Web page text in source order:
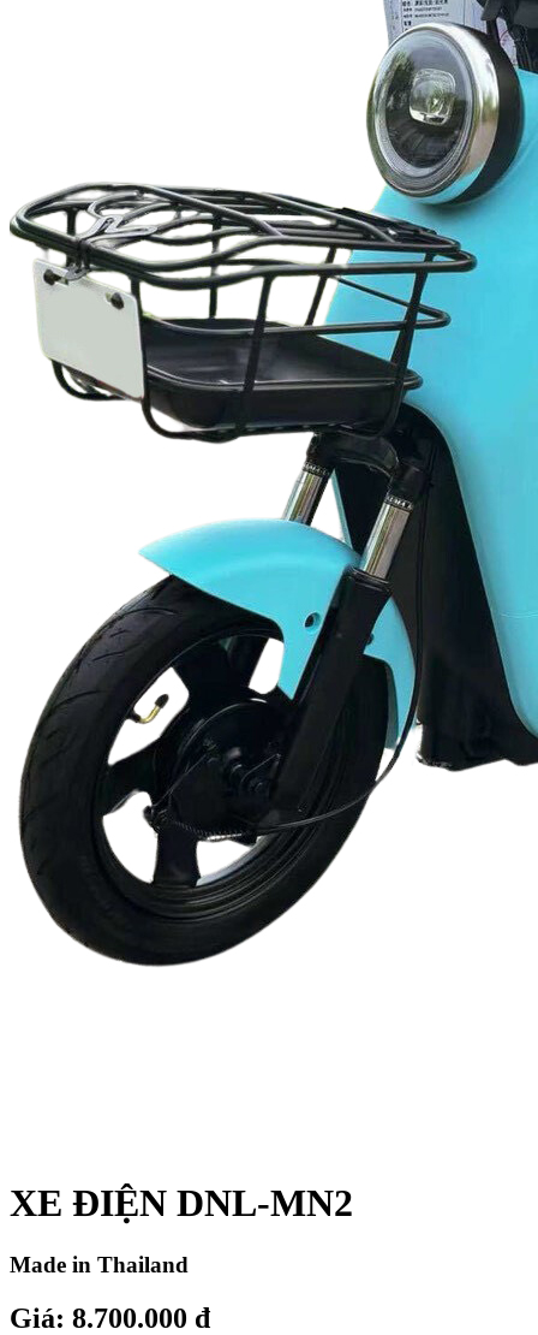
XE ĐIỆN DNL-MN2
Made in Thailand
Giá: 8.700.000 đ